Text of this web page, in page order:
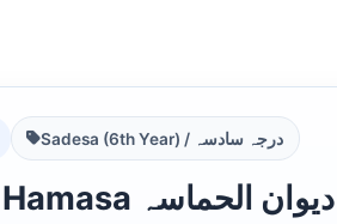
Sadesa (6th Year) / درجہ سادسہ
Diwan ul Hamasa دیوان الحماسہ